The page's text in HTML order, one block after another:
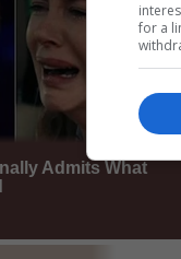
for a